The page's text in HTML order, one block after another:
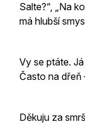
Salte?“, „Na
má hlubší
Vy se ptáte.
Často na dřeň
Děkuju za